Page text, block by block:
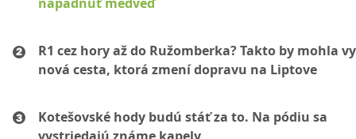
R1 cez hory až do Ružomberka? Takto by mohla
nová cesta, ktorá zmení dopravu na Liptove
Kotešovské hody budú stáť za to. Na pódiu sa